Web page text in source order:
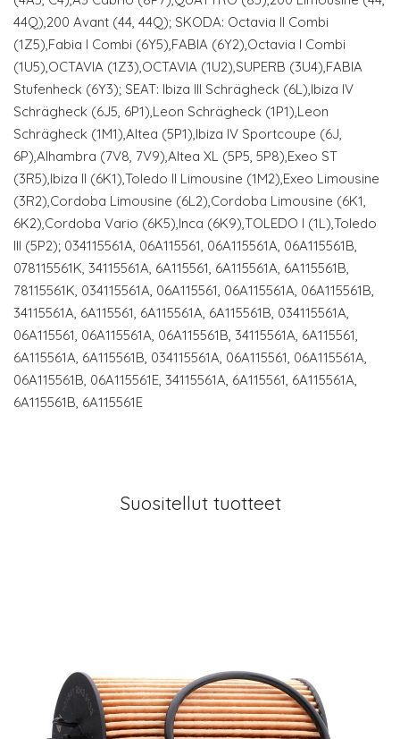
44Q),200 Avant (44, 44Q); SKODA: Octavia II Combi
(1Z5),Fabia I Combi (6Y5),FABIA (6Y2),Octavia I Combi
(1U5),OCTAVIA (1Z3),OCTAVIA (1U2),SUPERB (3U4),FABIA
Stufenheck (6Y3); SEAT: Ibiza III Schrägheck (6L),Ibiza IV
Schrägheck (6J5, 6P1),Leon Schrägheck (1P1),Leon
Schrägheck (1M1),Altea (5P1),Ibiza IV Sportcoupe (6J,
6P),Alhambra (7V8, 7V9),Altea XL (5P5, 5P8),Exeo ST
(3R5),Ibiza II (6K1),Toledo II Limousine (1M2),Exeo Limousine
(3R2),Cordoba Limousine (6L2),Cordoba Limousine (6K1,
6K2),Cordoba Vario (6K5),Inca (6K9),TOLEDO I (1L),Toledo
III (5P2); 034115561A, 06A115561, 06A115561A, 06A115561B,
078115561K, 34115561A, 6A115561, 6A115561A, 6A115561B,
78115561K, 034115561A, 06A115561, 06A115561A, 06A115561B,
34115561A, 6A115561, 6A115561A, 6A115561B, 034115561A,
06A115561, 06A115561A, 06A115561B, 34115561A, 6A115561,
6A115561A, 6A115561B, 034115561A, 06A115561, 06A115561A,
06A115561B, 06A115561E, 34115561A, 6A115561, 6A115561A,
6A115561B, 6A115561E
Suositellut tuotteet